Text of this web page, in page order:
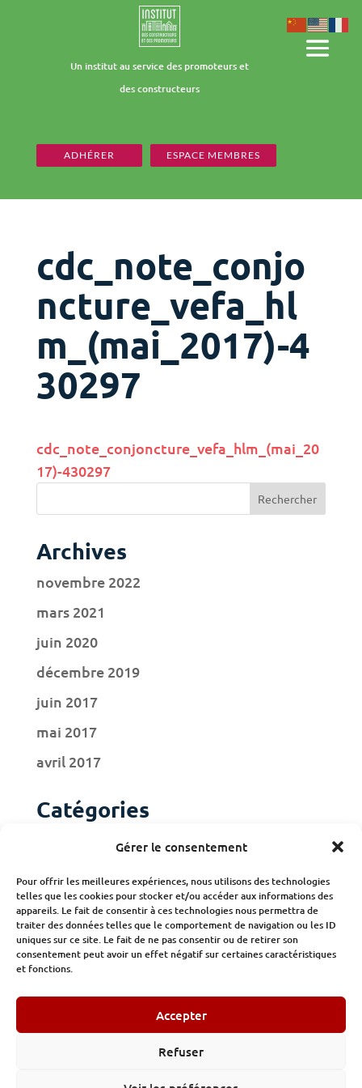
Gérer le consentement
Pour offrir les meilleures expériences, nous utilisons des technologies
telles que les cookies pour stocker et/ou accéder aux informations des
appareils. Le fait de consentir à ces technologies nous permettra de
traiter des données telles que le comportement de navigation ou les ID
uniques sur ce site. Le fait de ne pas consentir ou de retirer son
consentement peut avoir un effet négatif sur certaines caractéristiques
et fonctions.
Accepter
Refuser
Un institut au service des promoteurs et
des constructeurs
ADHÉRER ESPACE MEMBRES
cdc_note_conjo
ncture_vefa_hl
m_(mai_2017)-4
30297
cdc_note_conjoncture_vefa_hlm_(mai_20
17)-430297
Archives
novembre 2022
mars 2021
juin 2020
décembre 2019
juin 2017
mai 2017
avril 2017
Catégories
Publications
© Institut des Constructeurs et des Promoteurs 32/34 avenue
Kléber Paris -Tel : 01.89.53.47.11
Politique de confidentialité